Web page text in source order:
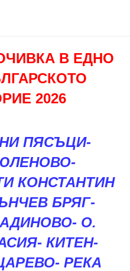
В ЕДНО
2026
ПЯСЪЦИ-
КОНСТАНТИН
БРЯГ-
О.
КИТЕН-
РЕКА